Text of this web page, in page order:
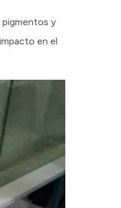
pigmentos y
en el